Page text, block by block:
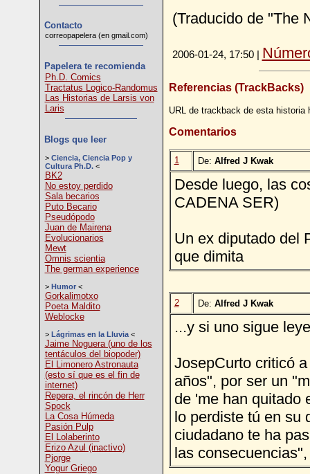
Contacto
correopapelera (en gmail.com)
Papelera te recomienda
Ph.D. Comics
Tractatus Logico-Randomus
Las Historias de Larsis von
Laris
Blogs que leer
> Ciencia, Ciencia Pop y
Cultura Ph.D.<
BK2
No estoy perdido
Sala becarios
Puto Becario
Pseudópodo
Juan de Mairena
Evolucionarios
Mewt
Omnis scientia
The german experience
> Humor<
Gorkalimotxo
Poeta Maldito
Weblocke
> Lágrimas en la Lluvia<
Jaime Noguera (uno de los
tentáculos del biopoder)
El Limonero Astronauta
(esto sí que es el fin de
internet)
Repera, el rincón de Herr
Spock
La Cosa Húmeda
Pasión Pulp
El Lolaberinto
Erizo Azul (inactivo)
Pjorge
Yogur Griego
(Traducido de "The
2006-01-24, 17:50 |
Referencias (TrackBacks)
URL de trackback de esta
Comentarios
1 De: Alfred J Kwak
Desde luego, las
CADENA SER)
Un ex diputado del
que dimita
2 De: Alfred J Kwak
...y si uno sigue
JosepCurto criticó
años", por ser un
de 'me han quitado
lo perdiste tú en su
ciudadano te ha
las